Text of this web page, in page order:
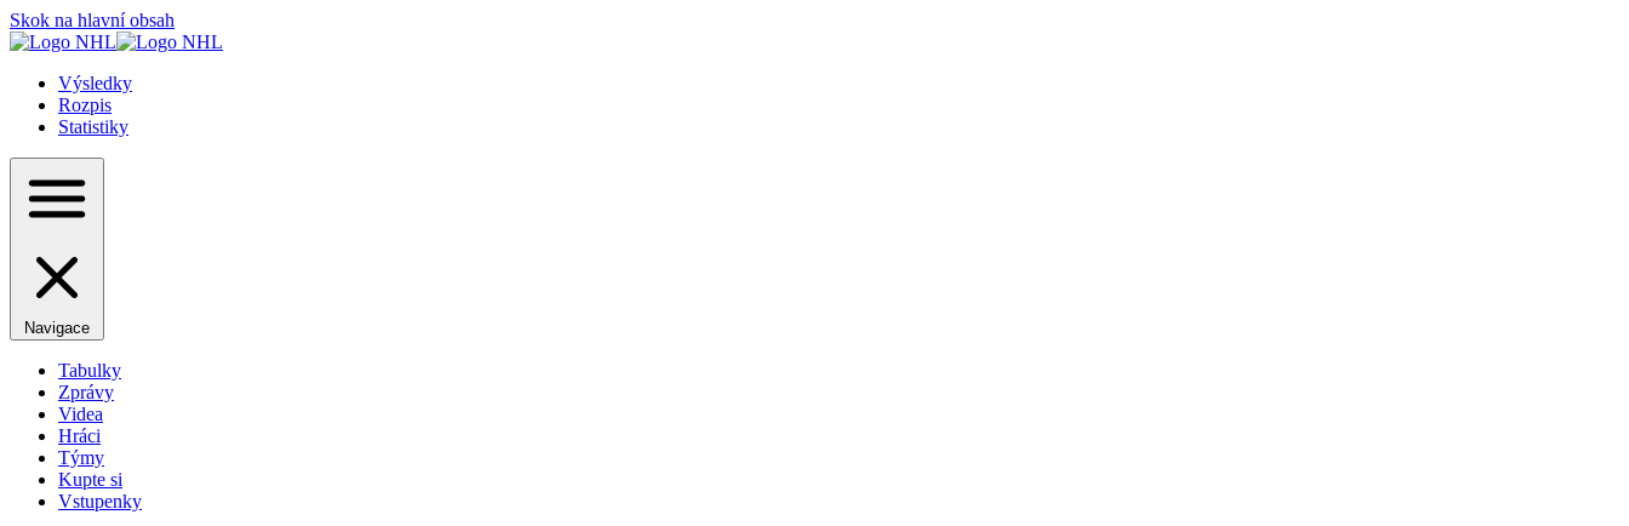
Skok na hlavní obsah
Výsledky
Rozpis
Statistiky
Navigace
Tabulky
Zprávy
Videa
Hráci
Týmy
Kupte si
Vstupenky